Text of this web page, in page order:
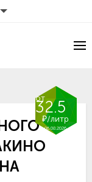
от
32.5
₽/литр
06.08.2026